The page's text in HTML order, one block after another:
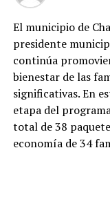
El municipio de
presidente
continúa
bienestar de las
significativas. En
etapa del
total de 38
economía de 34